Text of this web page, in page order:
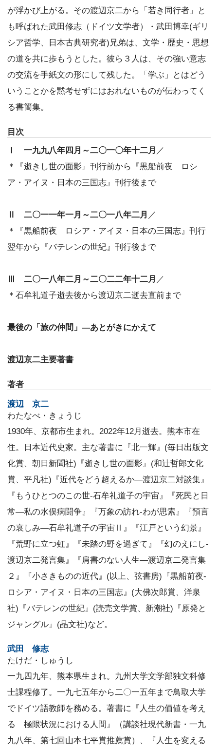
が浮かび上がる。その渡辺京二から「若き同行者」と
も呼ばれた武田修志（ドイツ文学者）・武田博幸(ギリ
シア哲学、日本古典研究者)兄弟は、文学・歴史・思想
の道を共に歩もうとした。彼ら３人は、その強い意志
の交流を手紙文の形にして残した。「学ぶ」とはどう
いうことかを黙考せずにはおれないものが伝わってく
る書簡集。
目次
Ⅰ 一九九八年四月～二〇一〇年十二月 ／
＊『逝きし世の面影』刊行前から『黒船前夜 ロシ
ア・アイヌ・日本の三国志』刊行後まで
Ⅱ 二〇一一年一月～二〇一八年二月 ／
＊『黒船前夜 ロシア・アイヌ・日本の三国志』刊行
翌年から『バテレンの世紀』刊行後まで
Ⅲ 二〇一八年二月～二〇二二年十二月 ／
＊石牟礼道子逝去後から渡辺京二逝去直前まで
最後の「旅の仲間」―あとがきにかえて
渡辺京二主要著書
著者
渡辺 京二
わたなべ・きょうじ
1930年、京都市生まれ。2022年12月逝去。熊本市在
住。日本近代史家。主な著書に『北一輝』(毎日出版文
化賞、朝日新聞社)『逝きし世の面影』(和辻哲郎文化
賞、平凡社)『近代をどう超えるか―渡辺京二対談集』
『もうひとつのこの世-石牟礼道子の宇宙』『死民と日
常―私の水俣病闘争』『万象の訪れ-わが思索』『預言
の哀しみ―石牟礼道子の宇宙Ⅱ』『江戸という幻景』
『荒野に立つ虹』『未踏の野を過ぎて』『幻のえにし-
渡辺京二発言集』『肩書のない人生—渡辺京二発言集
２』『小さきものの近代』(以上、弦書房)『黒船前夜-
ロシア・アイヌ・日本の三国志』(大佛次郎賞、洋泉
社)『バテレンの世紀』(読売文学賞、新潮社)『原発と
ジャングル』(晶文社)など。
武田 修志
たけだ・しゅうし
一九四九年、熊本県生まれ。九州大学文学部独文科修
士課程修了。一九七五年から二〇一五年まで鳥取大学
でドイツ語教師を務める。著書に『人生の価値を考え
る 極限状況における人間』（講談社現代新書・一九
九八年、第七回山本七平賞推薦賞）、『人生を変える